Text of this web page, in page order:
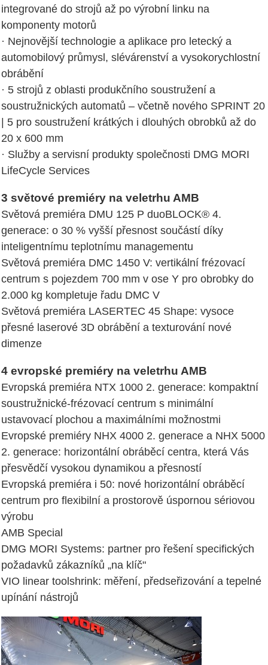
integrované do strojů až po výrobní linku na
komponenty motorů
· Nejnovější technologie a aplikace pro letecký a
automobilový průmysl, slévárenství a vysokorychlostní
obrábění
· 5 strojů z oblasti produkčního soustružení a
soustružnických automatů – včetně nového SPRINT 20
| 5 pro soustružení krátkých i dlouhých obrobků až do
20 x 600 mm
· Služby a servisní produkty společnosti DMG MORI
LifeCycle Services
3 světové premiéry na veletrhu AMB
Světová premiéra DMU 125 P duoBLOCK® 4.
generace: o 30 % vyšší přesnost součástí díky
inteligentnímu teplotnímu managementu
Světová premiéra DMC 1450 V: vertikální frézovací
centrum s pojezdem 700 mm v ose Y pro obrobky do
2.000 kg kompletuje řadu DMC V
Světová premiéra LASERTEC 45 Shape: vysoce
přesné laserové 3D obrábění a texturování nové
dimenze
4 evropské premiéry na veletrhu AMB
Evropská premiéra NTX 1000 2. generace: kompaktní
soustružnické-frézovací centrum s minimální
ustavovací plochou a maximálními možnostmi
Evropské premiéry NHX 4000 2. generace a NHX 5000
2. generace: horizontální obráběcí centra, která Vás
přesvědčí vysokou dynamikou a přesností
Evropská premiéra i 50: nové horizontální obráběcí
centrum pro flexibilní a prostorově úspornou sériovou
výrobu
AMB Special
DMG MORI Systems: partner pro řešení specifických
požadavků zákazníků „na klíč"
VIO linear toolshrink: měření, předseřizování a tepelné
upínání nástrojů